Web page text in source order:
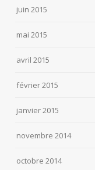
juin 2015
mai 2015
avril 2015
février 2015
janvier 2015
novembre 2014
octobre 2014